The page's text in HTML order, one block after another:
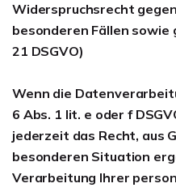
Widerspruchsrecht
besonderen Fällen
21 DSGVO)
Wenn die
6 Abs. 1 lit. e oder f
jederzeit das Recht, aus
besonderen Situation
Verarbeitung Ihrer